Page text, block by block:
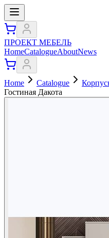
ПРОЕКТ МЕБЕЛЬ
HomeCatalogueAboutNews
Home Catalogue
Гостиная Дакота